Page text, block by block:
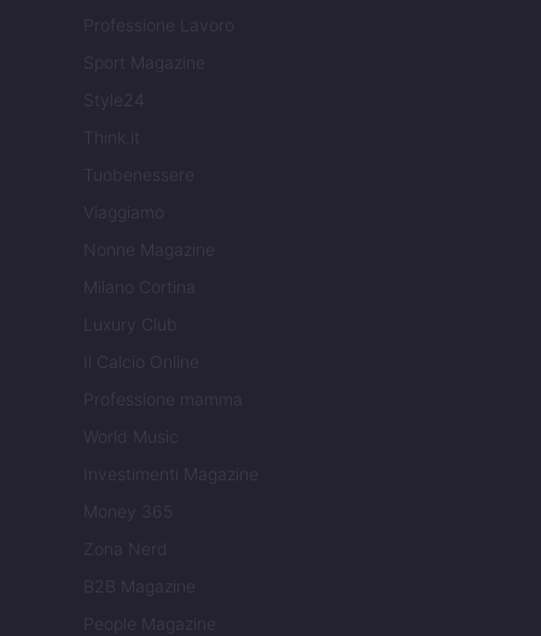
Professione Lavoro
Sport Magazine
Style24
Think.it
Tuobenessere
Viaggiamo
Nonne Magazine
Milano Cortina
Luxury Club
Il Calcio Online
Professione mamma
World Music
Investimenti Magazine
Money 365
Zona Nerd
B2B Magazine
People Magazine